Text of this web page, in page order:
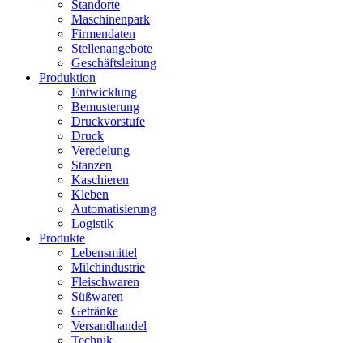
Standorte
Maschinenpark
Firmendaten
Stellenangebote
Geschäftsleitung
Produktion
Entwicklung
Bemusterung
Druckvorstufe
Druck
Veredelung
Stanzen
Kaschieren
Kleben
Automatisierung
Logistik
Produkte
Lebensmittel
Milchindustrie
Fleischwaren
Süßwaren
Getränke
Versandhandel
Technik